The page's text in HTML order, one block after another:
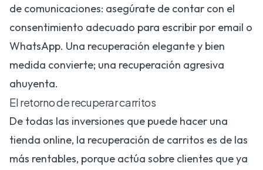
de comunicaciones: asegúrate de contar con el
consentimiento adecuado para escribir por email o
WhatsApp. Una recuperación elegante y bien
medida convierte; una recuperación agresiva
ahuyenta.
El retorno de recuperar carritos
De todas las inversiones que puede hacer una
tienda online, la recuperación de carritos es de las
más rentables, porque actúa sobre clientes que ya